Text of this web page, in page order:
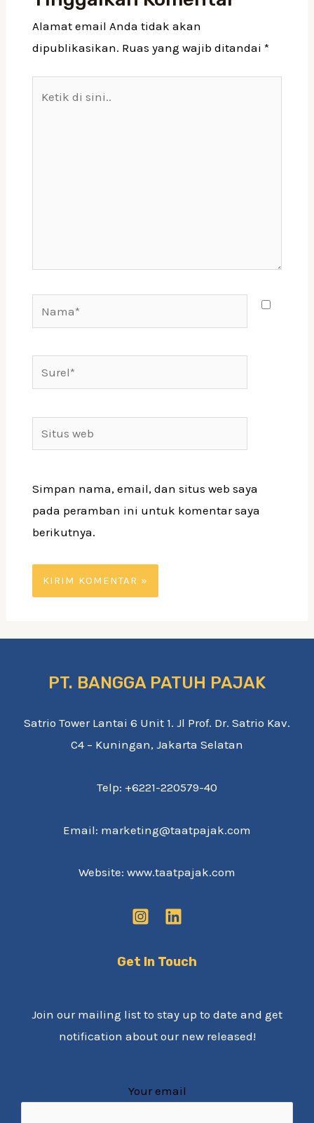
Alamat email Anda tidak akan
dipublikasikan. Ruas yang wajib ditandai *
Simpan nama, email, dan situs web saya
pada peramban ini untuk komentar saya
berikutnya.
PT. BANGGA PATUH PAJAK
Satrio Tower Lantai 6 Unit 1. Jl Prof. Dr. Satrio Kav.
C4 – Kuningan, Jakarta Selatan
Telp: +6221-220579-40
Email: marketing@taatpajak.com
Website: www.taatpajak.com
Get In Touch
Join our mailing list to stay up to date and get
notification about our new released!
Your email